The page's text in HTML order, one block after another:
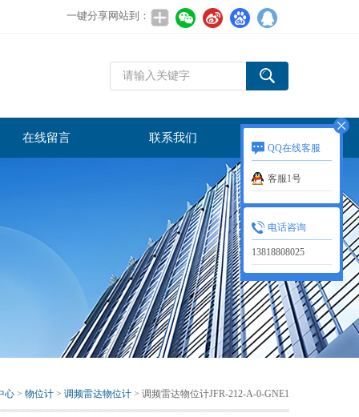
一键分享网站到：
在线留言 联系我们
心 > 物位计 > 调频雷达物位计 > 调频雷达物位计JFR-212-A-0-GNE1
QQ在线客服
客服1号
电话咨询
13818808025